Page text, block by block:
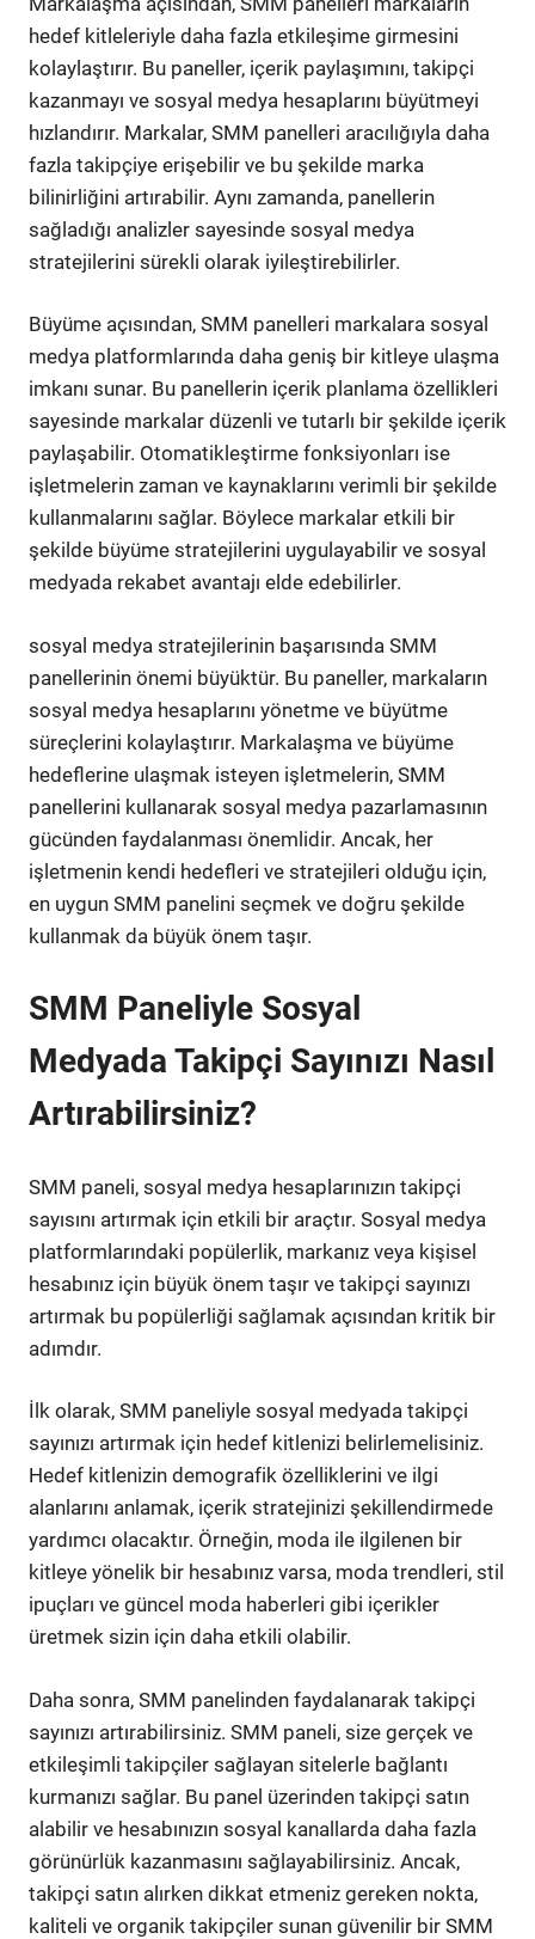
hedef kitleleriyle daha fazla etkileşime girmesini
kolaylaştırır. Bu paneller, içerik paylaşımını, takipçi
kazanmayı ve sosyal medya hesaplarını büyütmeyi
hızlandırır. Markalar, SMM panelleri aracılığıyla daha
fazla takipçiye erişebilir ve bu şekilde marka
bilinirliğini artırabilir. Aynı zamanda, panellerin
sağladığı analizler sayesinde sosyal medya
stratejilerini sürekli olarak iyileştirebilirler.
Büyüme açısından, SMM panelleri markalara sosyal
medya platformlarında daha geniş bir kitleye ulaşma
imkanı sunar. Bu panellerin içerik planlama özellikleri
sayesinde markalar düzenli ve tutarlı bir şekilde içerik
paylaşabilir. Otomatikleştirme fonksiyonları ise
işletmelerin zaman ve kaynaklarını verimli bir şekilde
kullanmalarını sağlar. Böylece markalar etkili bir
şekilde büyüme stratejilerini uygulayabilir ve sosyal
medyada rekabet avantajı elde edebilirler.
sosyal medya stratejilerinin başarısında SMM
panellerinin önemi büyüktür. Bu paneller, markaların
sosyal medya hesaplarını yönetme ve büyütme
süreçlerini kolaylaştırır. Markalaşma ve büyüme
hedeflerine ulaşmak isteyen işletmelerin, SMM
panellerini kullanarak sosyal medya pazarlamasının
gücünden faydalanması önemlidir. Ancak, her
işletmenin kendi hedefleri ve stratejileri olduğu için,
en uygun SMM panelini seçmek ve doğru şekilde
kullanmak da büyük önem taşır.
SMM Paneliyle Sosyal
Medyada Takipçi Sayınızı Nasıl
Artırabilirsiniz?
SMM paneli, sosyal medya hesaplarınızın takipçi
sayısını artırmak için etkili bir araçtır. Sosyal medya
platformlarındaki popülerlik, markanız veya kişisel
hesabınız için büyük önem taşır ve takipçi sayınızı
artırmak bu popülerliği sağlamak açısından kritik bir
adımdır.
İlk olarak, SMM paneliyle sosyal medyada takipçi
sayınızı artırmak için hedef kitlenizi belirlemelisiniz.
Hedef kitlenizin demografik özelliklerini ve ilgi
alanlarını anlamak, içerik stratejinizi şekillendirmede
yardımcı olacaktır. Örneğin, moda ile ilgilenen bir
kitleye yönelik bir hesabınız varsa, moda trendleri, stil
ipuçları ve güncel moda haberleri gibi içerikler
üretmek sizin için daha etkili olabilir.
Daha sonra, SMM panelinden faydalanarak takipçi
sayınızı artırabilirsiniz. SMM paneli, size gerçek ve
etkileşimli takipçiler sağlayan sitelerle bağlantı
kurmanızı sağlar. Bu panel üzerinden takipçi satın
alabilir ve hesabınızın sosyal kanallarda daha fazla
görünürlük kazanmasını sağlayabilirsiniz. Ancak,
takipçi satın alırken dikkat etmeniz gereken nokta,
kaliteli ve organik takipçiler sunan güvenilir bir SMM